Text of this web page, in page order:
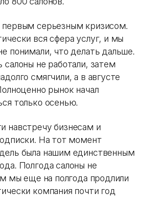
первым серьезным кризисом.
вся сфера услуг, и мы
понимали, что делать дальше.
не работали, затем
смягчили, а в августе
рынок начал
только осенью.
навстречу бизнесам и
На тот момент
была нашим единственным
Полгода салоны не
мы еще на полгода продлили
компания почти год